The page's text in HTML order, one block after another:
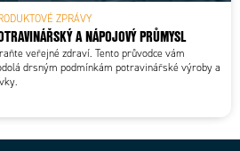
ZPRÁVY
A NÁPOJOVÝ PRŮMYSL
veřejné zdraví. Tento průvodce vám
drsným podmínkám potravinářské výroby a